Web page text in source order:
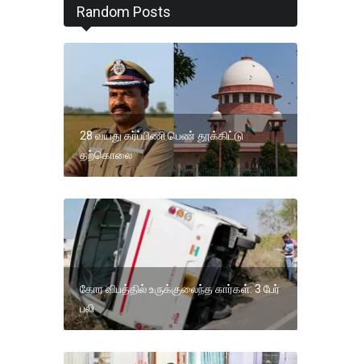
Random Posts
28 வயது கர்ப்பிணி பெண் தூக்கிட்டு
தற்கொலை
கோர விபத்தில் உருக்குலைந்த கார்கள்: 3 பேர்
பலி